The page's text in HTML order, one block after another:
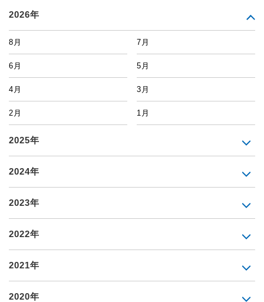
2026年
8月 7月
6月 5月
4月 3月
2月 1月
2025年
2024年
2023年
2022年
2021年
2020年